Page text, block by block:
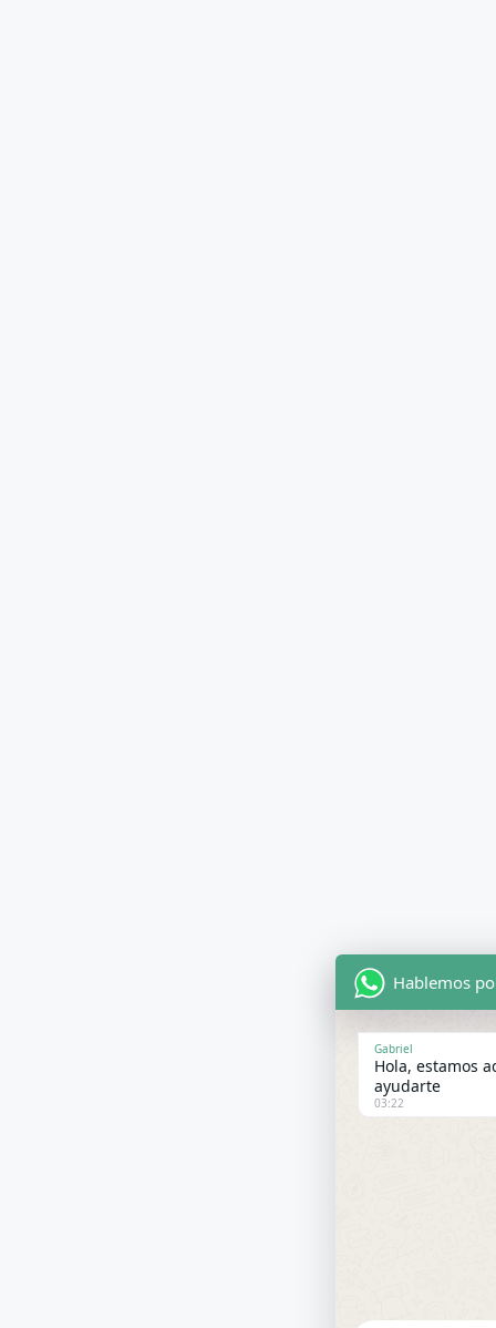
Hablemos
Gabriel
Hola, estamos
ayudarte
03:22